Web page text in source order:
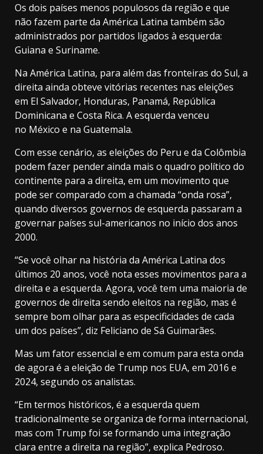
Os dois países menos populosos da região e que
não fazem parte da América Latina também são
administrados por partidos ligados à esquerda:
Guiana e Suriname.
Na América Latina, para além das fronteiras do Sul, a
direita ainda obteve vitórias recentes nas eleições
em El Salvador, Honduras, Panamá, República
Dominicana e Costa Rica. A esquerda venceu
no México e na Guatemala.
Com esse cenário, as eleições do Peru e da Colômbia
podem fazer pender ainda mais o quadro político do
continente para a direita, em um movimento que
pode ser comparado com a chamada “onda rosa”,
quando diversos governos de esquerda passaram a
governar países sul-americanos no início dos anos
2000.
“Se você olhar na história da América Latina dos
últimos 20 anos, você nota esses movimentos para a
direita e a esquerda. Agora, você tem uma maioria de
governos de direita sendo eleitos na região, mas é
sempre bom olhar para as especificidades de cada
um dos países”, diz Feliciano de Sá Guimarães.
Mas um fator essencial e em comum para esta onda
de agora é a eleição de Trump nos EUA, em 2016 e
2024, segundo os analistas.
“Em termos históricos, é a esquerda quem
tradicionalmente se organiza de forma internacional,
mas com Trump foi se formando uma integração
clara entre a direita na região”, explica Pedroso.